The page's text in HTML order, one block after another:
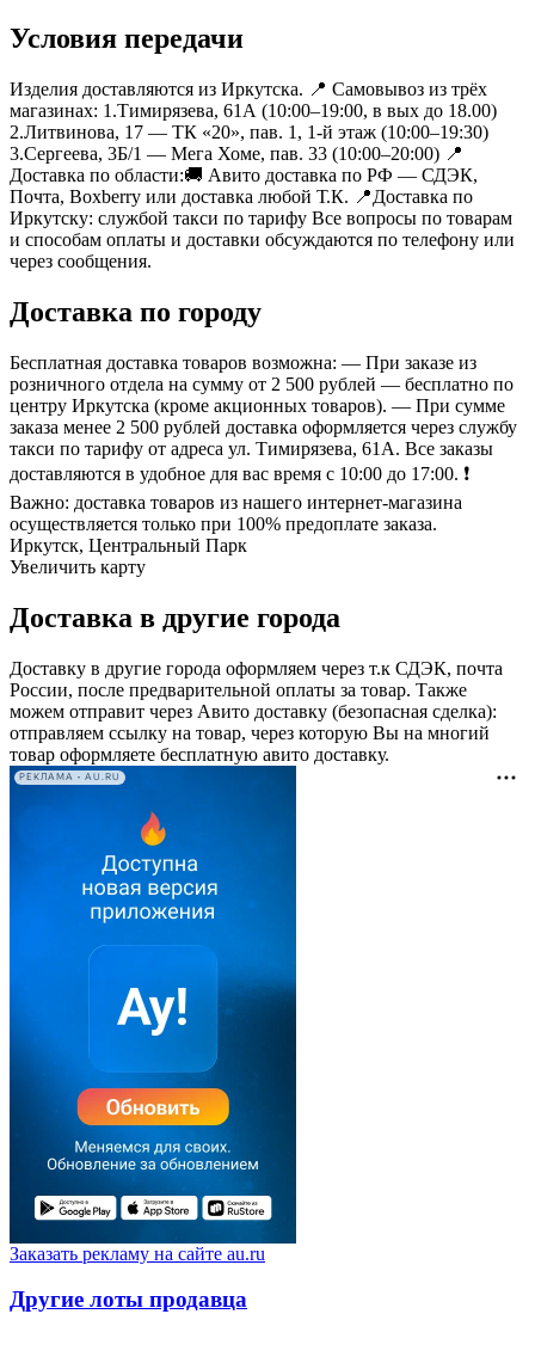
Условия передачи
Изделия доставляются из Иркутска. 📍 Самовывоз из трёх
магазинах: 1.Тимирязева, 61А (10:00–19:00, в вых до 18.00)
2.Литвинова, 17 — ТК «20», пав. 1, 1-й этаж (10:00–19:30)
3.Сергеева, 3Б/1 — Мега Хоме, пав. 33 (10:00–20:00) 📍
Доставка по области:🚚 Авито доставка по РФ — СДЭК,
Почта, Boxberry или доставка любой Т.К. 📍Доставка по
Иркутску: службой такси по тарифу Все вопросы по товарам
и способам оплаты и доставки обсуждаются по телефону или
через сообщения.
Доставка по городу
Бесплатная доставка товаров возможна: — При заказе из
розничного отдела на сумму от 2 500 рублей — бесплатно по
центру Иркутска (кроме акционных товаров). — При сумме
заказа менее 2 500 рублей доставка оформляется через службу
такси по тарифу от адреса ул. Тимирязева, 61А. Все заказы
доставляются в удобное для вас время с 10:00 до 17:00. ❗
Важно: доставка товаров из нашего интернет-магазина
осуществляется только при 100% предоплате заказа.
Иркутск, Центральный Парк
Увеличить карту
Доставка в другие города
Доставку в другие города оформляем через т.к СДЭК, почта
России, после предварительной оплаты за товар. Также
можем отправит через Авито доставку (безопасная сделка):
отправляем ссылку на товар, через которую Вы на многий
товар оформляете бесплатную авито доставку.
РЕКЛАМА • AU.RU
Заказать рекламу на сайте au.ru
Другие лоты продавца